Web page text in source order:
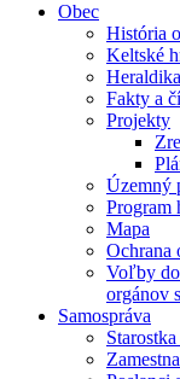
Obec
História
Keltské
Heraldika
Fakty a
Projekty
Územný
Program
Mapa
Ochrana
Voľby
orgánov
Samospráva